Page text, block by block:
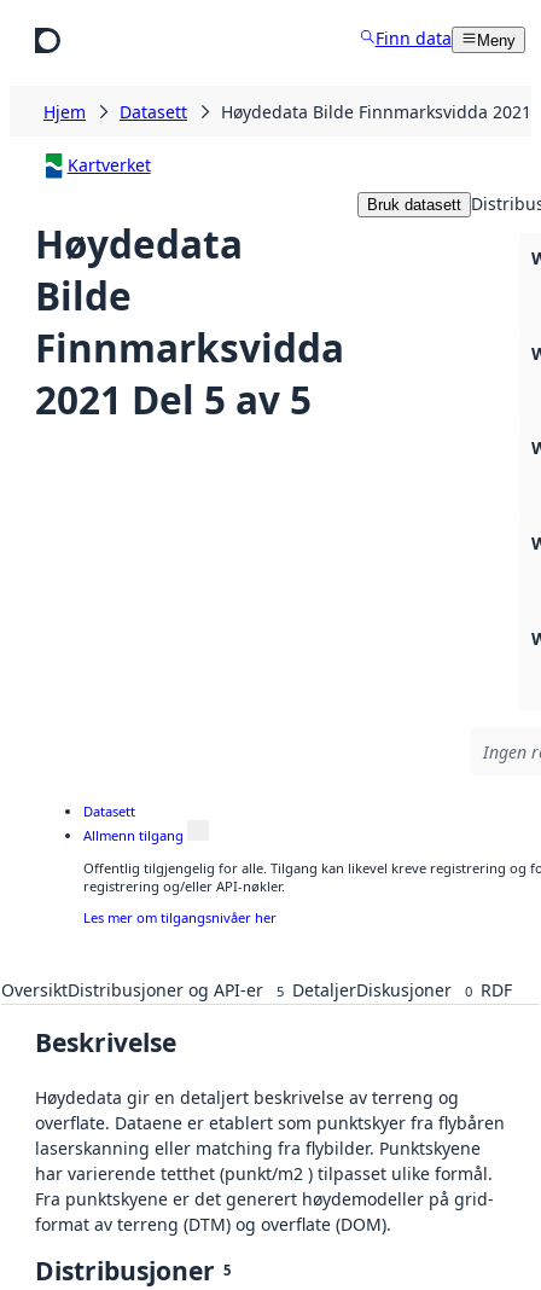
Finn data Meny
Hjem Datasett Høydedata Bilde Finnmarksvidda 2021
Kartverket
Høydedata
Bilde
Finnmarksvidda
2021 Del 5 av 5
Bruk datasett
Ingen
Datasett
Allmenn tilgang
Offentlig tilgjengelig for alle. Tilgang kan likevel kreve registrering og
registrering og/eller API-nøkler.
Les mer om tilgangsnivåer her
OversiktDistribusjoner og API-er 5 DetaljerDiskusjoner 0 RDF
Beskrivelse
Høydedata gir en detaljert beskrivelse av terreng og
overflate. Dataene er etablert som punktskyer fra flybåren
laserskanning eller matching fra flybilder. Punktskyene
har varierende tetthet (punkt/m2 ) tilpasset ulike formål.
Fra punktskyene er det generert høydemodeller på grid-
format av terreng (DTM) og overflate (DOM).
Distribusjoner 5